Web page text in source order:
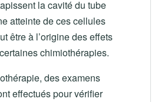
la cavité du tube
atteinte de ces cellules
être à l’origine des effets
chimiothérapies.
des examens
effectués pour vérifier